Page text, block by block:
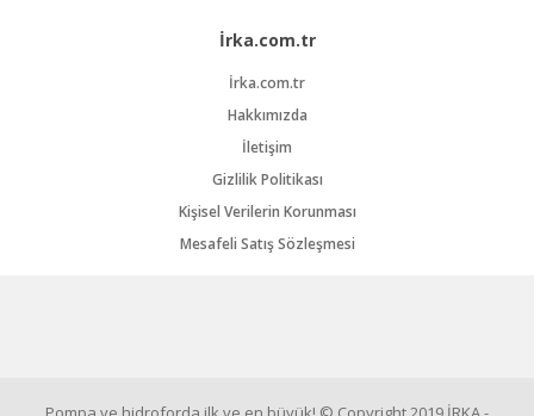
İrka.com.tr
İrka.com.tr
Hakkımızda
İletişim
Gizlilik Politikası
Kişisel Verilerin Korunması
Mesafeli Satış Sözleşmesi